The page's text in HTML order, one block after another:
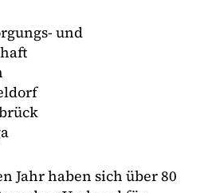
und
Jahr haben sich über 80